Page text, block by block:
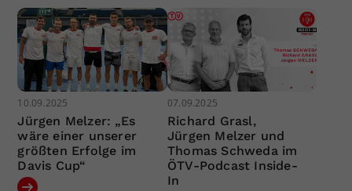
10.09.2025
Jürgen Melzer: „Es
wäre einer unserer
größten Erfolge im
Davis Cup“
07.09.2025
Richard Grasl,
Jürgen Melzer und
Thomas Schweda im
ÖTV-Podcast Inside-
In